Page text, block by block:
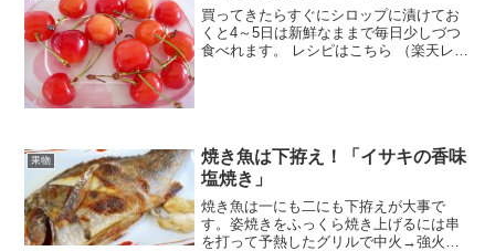
買ってきたらすぐにシロップに漬けてお
くと4～5日は新鮮なままで毎日少しづつ
食べれます。 レシピはこちら （楽天レシ
果物
焼き魚は下拵え！「イサキの香味
塩焼き」
焼き魚は一にも二にも下拵えが大事で
す。姿焼きをふっくら焼き上げるには串
を打って予熱したグリルで中火→強火の